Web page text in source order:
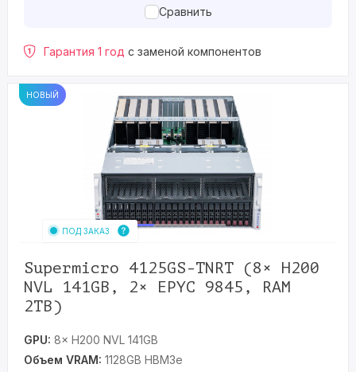
Сравнить
Гарантия 1 год с заменой компонентов
НОВЫЙ
ПОД ЗАКАЗ
Supermicro 4125GS-TNRT (8× H200
NVL 141GB, 2× EPYC 9845, RAM
2TB)
GPU: 8× H200 NVL 141GB
Объем VRAM: 1128GB HBM3e